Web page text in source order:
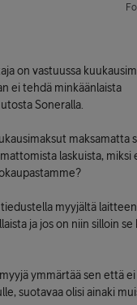
on vastuussa
ei tehdä minkäänlaista
Soneralla.
maksamatta
laskuista, miksi
myyjältä
ja jos on niin silloin
ymmärtää sen että
suotavaa olisi ainaki